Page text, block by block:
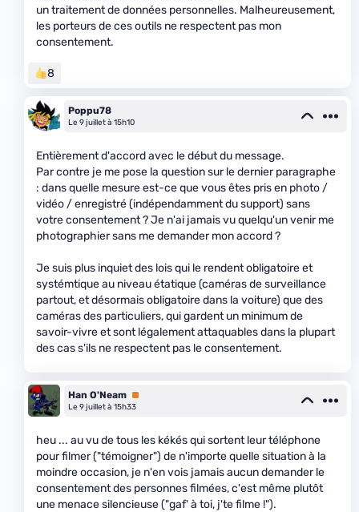
un traitement de données personnelles. Malheureusement,
les porteurs de ces outils ne respectent pas mon
consentement.
8
Poppu78
Le 9 juillet à 15h10
Entièrement d'accord avec le début du message.
Par contre je me pose la question sur le dernier paragraphe
: dans quelle mesure est-ce que vous êtes pris en photo /
vidéo / enregistré (indépendamment du support) sans
votre consentement ? Je n'ai jamais vu quelqu'un venir me
photographier sans me demander mon accord ?
Je suis plus inquiet des lois qui le rendent obligatoire et
systémtique au niveau étatique (caméras de surveillance
partout, et désormais obligatoire dans la voiture) que des
caméras des particuliers, qui gardent un minimum de
savoir-vivre et sont légalement attaquables dans la plupart
des cas s'ils ne respectent pas le consentement.
Han O'Neam Premium
Le 9 juillet à 15h33
heu ... au vu de tous les kékés qui sortent leur téléphone
pour filmer ("témoigner") de n'importe quelle situation à la
moindre occasion, je n'en vois jamais aucun demander le
consentement des personnes filmées, c'est même plutôt
une menace silencieuse ("gaf' à toi, j'te filme !").